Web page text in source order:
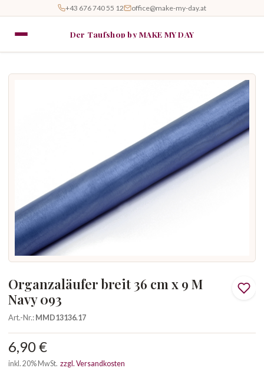
+43 676 740 55 12 office@make-my-day.at
Der Taufshop by MAKE MY DAY
Organzaläufer breit 36 cm x 9 M
Navy 093
Art.-Nr.:MMD13136.17
6,90 €
inkl. 20% MwSt. zzgl. Versandkosten